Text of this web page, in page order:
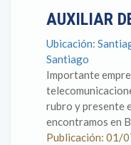
AUXILIAR
Ubicación:
Santiago
Importante
rubro y presente
encontramos en
Publicación: 01/